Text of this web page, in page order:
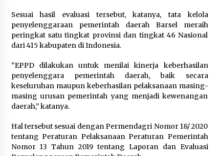
Sesuai hasil evaluasi tersebut, katanya, tata kelola
penyelenggaraan pemerintah daerah Barsel meraih
peringkat satu tingkat provinsi dan tingkat 46 Nasional
dari 415 kabupaten di Indonesia.
“EPPD dilakukan untuk menilai kinerja keberhasilan
penyelenggara pemerintah daerah, baik secara
keseluruhan maupun keberhasilan pelaksanaan masing-
masing urusan pemerintah yang menjadi kewenangan
daerah,” katanya.
Hal tersebut sesuai dengan Permendagri Nomor 18/ 2020
tentang Peraturan Pelaksanaan Peraturan Pemerintah
Nomor 13 Tahun 2019 tentang Laporan dan Evaluasi